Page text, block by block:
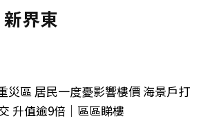
界東
災區 居民一度憂影響樓價 海景戶打
升值逾9倍｜區區睇樓